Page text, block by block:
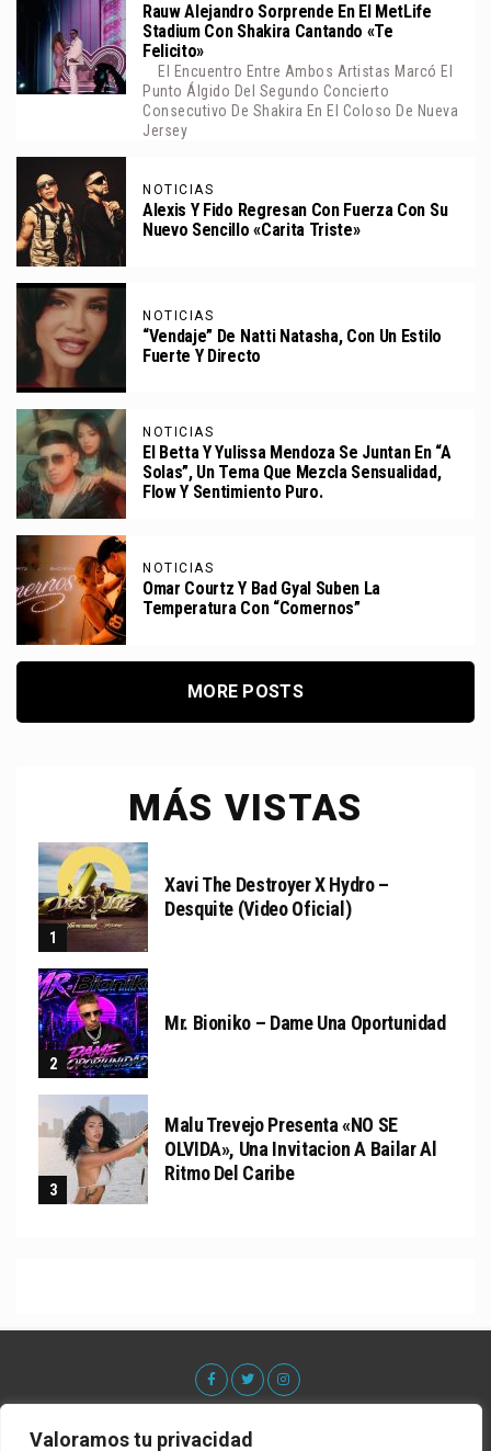
Valoramos tu privacidad
Rauw Alejandro Sorprende En El MetLife
Stadium Con Shakira Cantando «Te
Felicito»
El Encuentro Entre Ambos Artistas Marcó El
Punto Álgido Del Segundo Concierto
Consecutivo De Shakira En El Coloso De Nueva
Jersey
NOTICIAS
Alexis Y Fido Regresan Con Fuerza Con Su
Nuevo Sencillo «Carita Triste»
NOTICIAS
“Vendaje” De Natti Natasha, Con Un Estilo
Fuerte Y Directo
NOTICIAS
El Betta Y Yulissa Mendoza Se Juntan En “A
Solas”, Un Tema Que Mezcla Sensualidad,
Flow Y Sentimiento Puro.
NOTICIAS
Omar Courtz Y Bad Gyal Suben La
Temperatura Con “Comernos”
MORE POSTS
MÁS VISTAS
Xavi The Destroyer X Hydro –
Desquite (Video Oficial)
Mr. Bioniko – Dame Una Oportunidad
Malu Trevejo Presenta «NO SE
OLVIDA», Una Invitacion A Bailar Al
Ritmo Del Caribe